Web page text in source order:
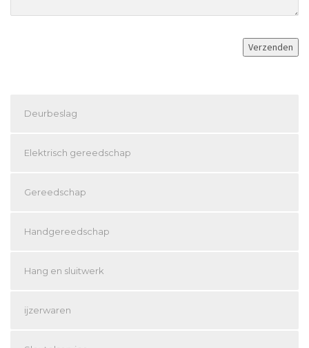
Deurbeslag
Elektrisch gereedschap
Gereedschap
Handgereedschap
Hang en sluitwerk
ijzerwaren